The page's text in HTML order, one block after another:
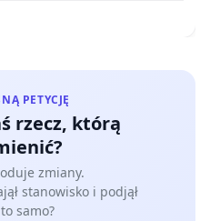
PETYCJĘ
rzecz, którą
zmiany.
stanowisko i podjął
samo?